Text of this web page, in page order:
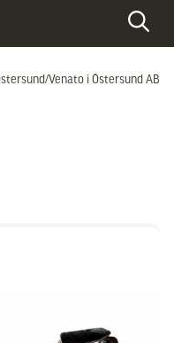
Venato i Östersund AB